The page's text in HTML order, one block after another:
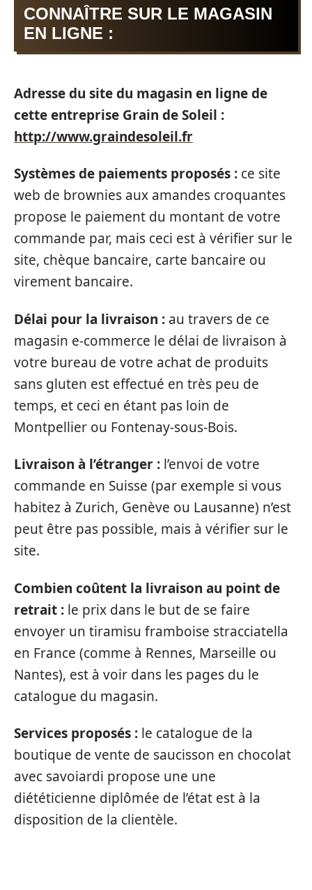
CONNAÎTRE SUR LE MAGASIN
EN LIGNE :
Adresse du site du magasin en ligne de
cette entreprise Grain de Soleil :
http://www.graindesoleil.fr
Systèmes de paiements proposés : ce site
web de brownies aux amandes croquantes
propose le paiement du montant de votre
commande par, mais ceci est à vérifier sur le
site, chèque bancaire, carte bancaire ou
virement bancaire.
Délai pour la livraison : au travers de ce
magasin e-commerce le délai de livraison à
votre bureau de votre achat de produits
sans gluten est effectué en très peu de
temps, et ceci en étant pas loin de
Montpellier ou Fontenay-sous-Bois.
Livraison à l’étranger : l’envoi de votre
commande en Suisse (par exemple si vous
habitez à Zurich, Genève ou Lausanne) n’est
peut être pas possible, mais à vérifier sur le
site.
Combien coûtent la livraison au point de
retrait : le prix dans le but de se faire
envoyer un tiramisu framboise stracciatella
en France (comme à Rennes, Marseille ou
Nantes), est à voir dans les pages du le
catalogue du magasin.
Services proposés : le catalogue de la
boutique de vente de saucisson en chocolat
avec savoiardi propose une une
diététicienne diplômée de l’état est à la
disposition de la clientèle.